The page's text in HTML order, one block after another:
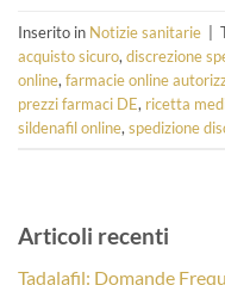
Inserito in Notizie sanitarie
acquisto sicuro, discrezione
online, farmacie online
prezzi farmaci DE, ricetta
sildenafil online, spedizione
Articoli recenti
Tadalafil: Domande